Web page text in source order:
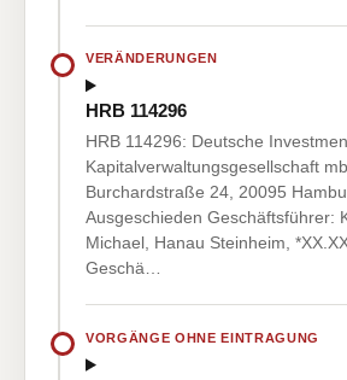
VERÄNDERUNGEN
HRB 114296
HRB 114296: Deutsche
Kapitalverwaltungsgesellschaft
Burchardstraße 24, 20095
Ausgeschieden Geschäftsführer:
Michael, Hanau Steinheim,
Geschä…
VORGÄNGE OHNE EINTRAGUNG